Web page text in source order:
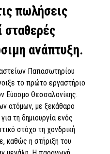
πωλήσεις
σταθερές
ανάπτυξη.
Παπασωτηρίου
το πρώτο εργαστήριο
Εύοσμο Θεσσαλονίκης.
ατόμων, με ξεκάθαρο
τη δημιουργία ενός
στόχο τη χονδρική
καθώς η στήριξη του